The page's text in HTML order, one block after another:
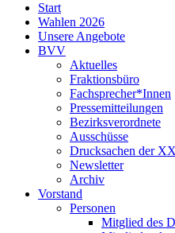
Start
Wahlen 2026
Unsere Angebote
BVV
Aktuelles
Fraktionsbüro
Fachsprecher*Innen
Pressemitteilungen
Bezirksverordnete
Ausschüsse
Drucksachen der
Newsletter
Archiv
Vorstand
Personen
Mitglied des